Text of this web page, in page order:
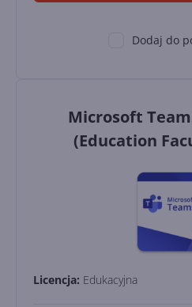
Dodaj do
Microsoft
(Education
Licencja: Edukacyjna